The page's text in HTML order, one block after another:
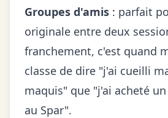
Groupes d'amis : parfait
originale entre deux
franchement, c'est quand
classe de dire "j'ai cueilli
maquis" que "j'ai acheté
au Spar".